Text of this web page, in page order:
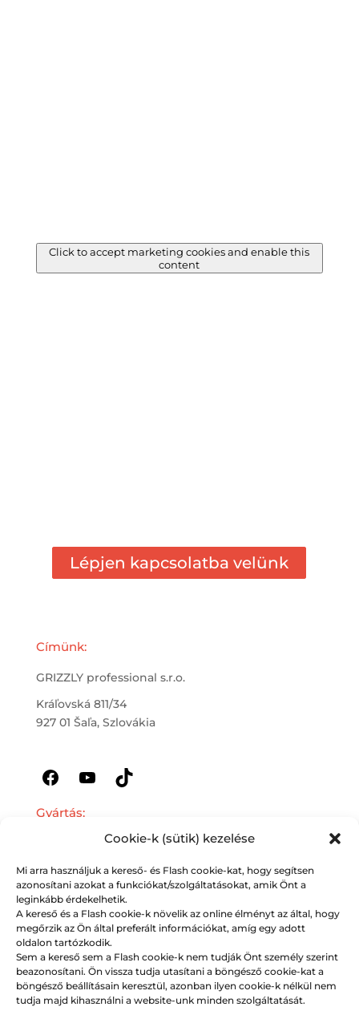
Cookie-k (sütik) kezelése
Mi arra használjuk a kereső- és Flash cookie-kat, hogy segítsen
azonosítani azokat a funkciókat/szolgáltatásokat, amik Önt a
leginkább érdekelhetik.
A kereső és a Flash cookie-k növelik az online élményt az által, hogy
megőrzik az Ön által preferált információkat, amíg egy adott
oldalon tartózkodik.
Sem a kereső sem a Flash cookie-k nem tudják Önt személy szerint
beazonosítani. Ön vissza tudja utasítani a böngésző cookie-kat a
böngésző beállításain keresztül, azonban ilyen cookie-k nélkül nem
tudja majd kihasználni a website-unk minden szolgáltatását.
Click to accept marketing cookies and enable this
content
Lépjen kapcsolatba velünk
Címünk:
GRIZZLY professional s.r.o.
Kráľovská 811/34
927 01 Šaľa, Szlovákia
FacebookYouTubeTikTok
Gyártás:
GRIZZLY s.r.o.
Hlavná 763
925 81 Diakovce
Kínálatunk
Fal injektálás
Gyémánthuzalos falátvágás
Láncfűrészes falátvágás
Króm-nikkel acél lemezek besajtolása